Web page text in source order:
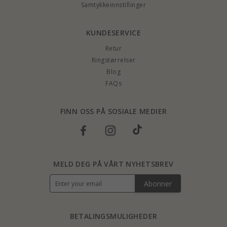
Samtykkeinnstillinger
KUNDESERVICE
Retur
Ringstørrelser
Blog
FAQs
FINN OSS PÅ SOSIALE MEDIER
BETALINGSMULIGHEDER
MELD DEG PÅ VÅRT NYHETSBREV
Abonner